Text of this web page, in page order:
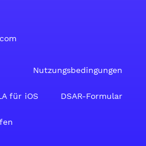
Nutzungsbedingungen
für iOS DSAR-Formular